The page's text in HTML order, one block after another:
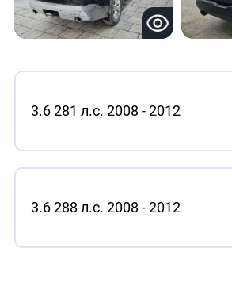
3.6 281 л.с. 2008 - 2012
3.6 288 л.с. 2008 - 2012